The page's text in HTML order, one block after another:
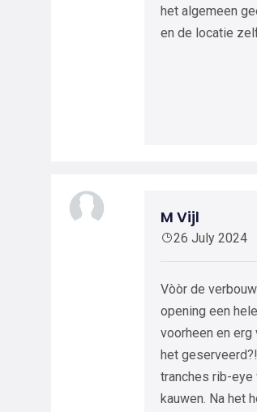
het algemeen
en de locatie
M Vijl
26 July 2024
Vòòr de
opening een
voorheen en
het
tranches rib-eye
kauwen. Na het